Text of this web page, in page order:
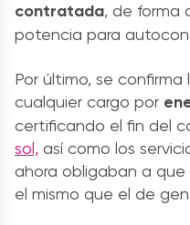
contratada, de forma
potencia para
Por último, se
cualquier cargo por
certificando el fin del
sol, así como los
ahora obligaban a
el mismo que el de